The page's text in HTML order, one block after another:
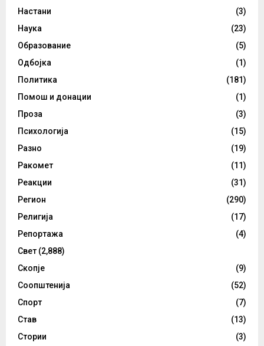
Настани
(3)
Наука
(23)
Образование
(5)
Одбојка
(1)
Политика
(181)
Помош и донации
(1)
Проза
(3)
Психологија
(15)
Разно
(19)
Ракомет
(11)
Реакции
(31)
Регион
(290)
Религија
(17)
Репортажа
(4)
Свет (2,888)
Скопје
(9)
Соопштенија
(52)
Спорт
(7)
Став
(13)
Стории
(3)